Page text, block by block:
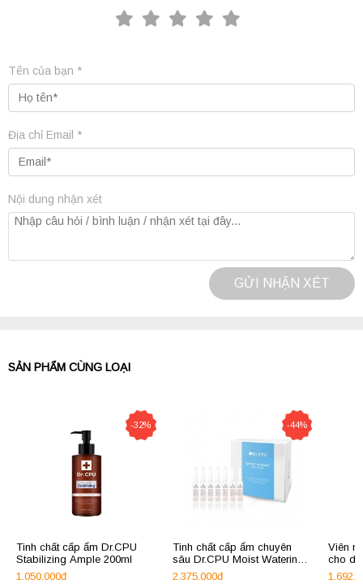
Tên của bạn *
Địa chỉ Email *
Nội dung nhận xét
GỬI NHẬN XÉT
SẢN PHẨM CÙNG LOẠI
-32%
Tinh chất cấp ẩm Dr.CPU
Stabilizing Ample 200ml
1.050.000đ
-44%
Tinh chất cấp ẩm chuyên
sâu Dr.CPU Moist Waterin
Ampoule (Hộp 100 ống)
2.375.000đ
Viên
cho